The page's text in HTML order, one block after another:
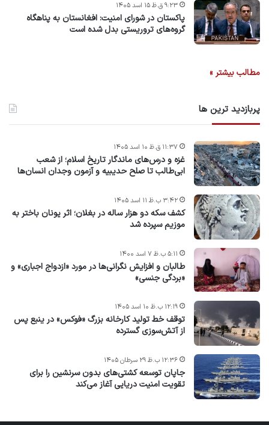
پاکستان در شورای امنیت: افغانستان به پناهگاه
گروه‌های تروریستی بدل شده است
۹:۲۳ ق.ظ ۱۵ اسد ۱۴۰۵
مطالب بیشتر »
پربازدید ترین ها
غزه و درس‌های ماندگار تاریخ اسلام؛ از شعب
ابی‌طالب تا صلح حدیبیه و آزمون وجدان انسان‌ها
۱۱:۳۷ ق.ظ ۱۰ اسد ۱۴۰۵
کشف سکه دو هزار ساله در بغلان؛ اثر یونان باختر به
موزیم سپرده شد
۳:۴۲ ب.ظ ۱۱ اسد ۱۴۰۵
طالبان و افزایش نگرانی‌ها در مورد «ازدواج اجباری» و
«بردگی جنسی»
۵:۱۱ ب.ظ ۷ اسد ۱۴۰۰
توقف خط تولید کارخانه بزرگ «فوکس» در ینبع پس
از آتش‌سوزی گسترده
۱۲:۱۹ ب.ظ ۱۰ اسد ۱۴۰۵
جاپان توسعه کشتی‌های بدون سرنشین را برای
تقویت امنیت دریایی آغاز می‌کند
۱۲:۳۶ ب.ظ ۲۹ سرطان ۱۴۰۵